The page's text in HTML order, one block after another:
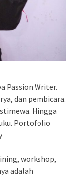
Passion Writer.
dan pembicara.
Hingga
Portofolio
workshop,
adalah